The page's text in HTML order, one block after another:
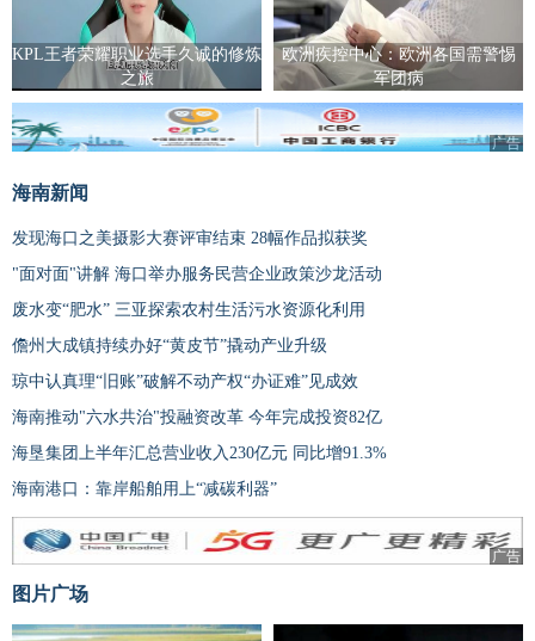
KPL王者荣耀职业选手久诚的修炼
之旅
欧洲疾控中心：欧洲各国需警惕
军团病
广告
海南新闻
发现海口之美摄影大赛评审结束 28幅作品拟获奖
"面对面"讲解 海口举办服务民营企业政策沙龙活动
废水变“肥水” 三亚探索农村生活污水资源化利用
儋州大成镇持续办好“黄皮节”撬动产业升级
琼中认真理“旧账”破解不动产权“办证难”见成效
海南推动"六水共治"投融资改革 今年完成投资82亿
海垦集团上半年汇总营业收入230亿元 同比增91.3%
海南港口：靠岸船舶用上“减碳利器”
广告
图片广场